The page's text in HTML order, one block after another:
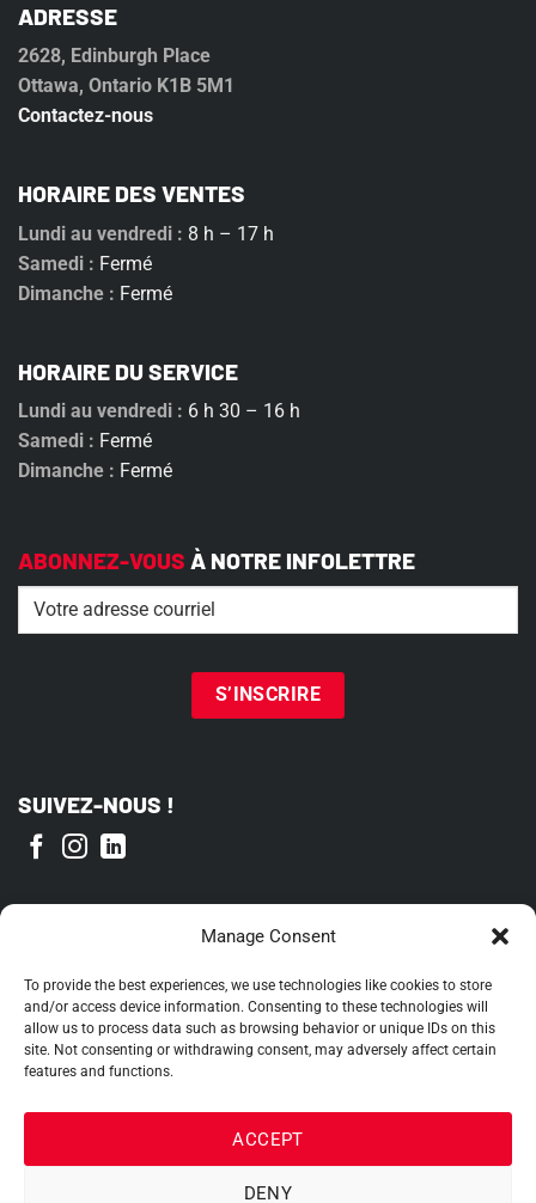
Manage Consent
To provide the best experiences, we use technologies like cookies to store
and/or access device information. Consenting to these technologies will
allow us to process data such as browsing behavior or unique IDs on this
site. Not consenting or withdrawing consent, may adversely affect certain
features and functions.
ACCEPT
DENY
ADRESSE
2628, Edinburgh Place
Ottawa, Ontario K1B 5M1
Contactez-nous
HORAIRE DES VENTES
Lundi au vendredi : 8 h – 17 h
Samedi : Fermé
Dimanche : Fermé
HORAIRE DU SERVICE
Lundi au vendredi : 6 h 30 – 16 h
Samedi : Fermé
Dimanche : Fermé
ABONNEZ-VOUS À NOTRE INFOLETTRE
Email (Nécessaire)
SUIVEZ-NOUS !